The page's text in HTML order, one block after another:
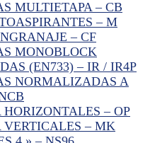
MULTIETAPA – CB
– M
– CF
MONOBLOCK
(EN733) – IR / IR4P
NORMALIZADAS A
– OP
VERTICALES – MK